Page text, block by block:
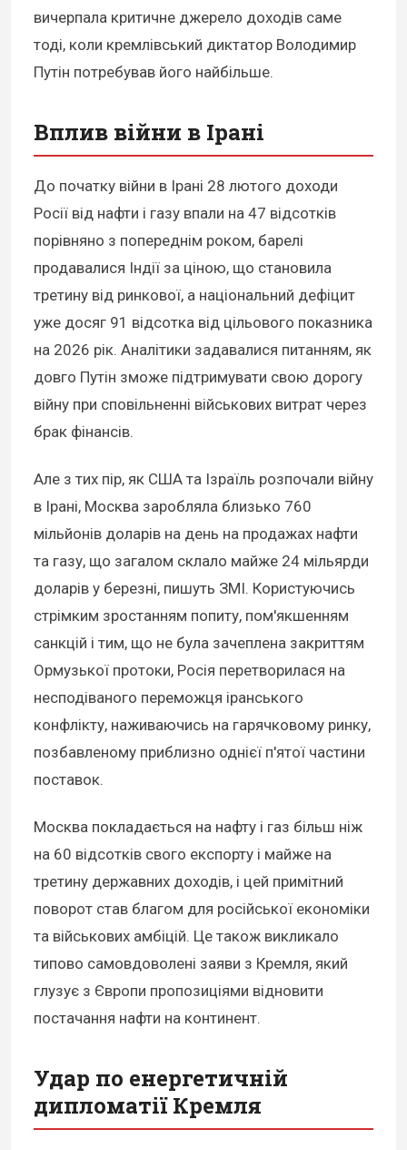
вичерпала критичне джерело доходів саме
тоді, коли кремлівський диктатор Володимир
Путін потребував його найбільше.
Вплив війни в Ірані
До початку війни в Ірані 28 лютого доходи
Росії від нафти і газу впали на 47 відсотків
порівняно з попереднім роком, барелі
продавалися Індії за ціною, що становила
третину від ринкової, а національний дефіцит
уже досяг 91 відсотка від цільового показника
на 2026 рік. Аналітики задавалися питанням, як
довго Путін зможе підтримувати свою дорогу
війну при сповільненні військових витрат через
брак фінансів.
Але з тих пір, як США та Ізраїль розпочали війну
в Ірані, Москва заробляла близько 760
мільйонів доларів на день на продажах нафти
та газу, що загалом склало майже 24 мільярди
доларів у березні, пишуть ЗМІ. Користуючись
стрімким зростанням попиту, пом'якшенням
санкцій і тим, що не була зачеплена закриттям
Ормузької протоки, Росія перетворилася на
несподіваного переможця іранського
конфлікту, наживаючись на гарячковому ринку,
позбавленому приблизно однієї п'ятої частини
поставок.
Москва покладається на нафту і газ більш ніж
на 60 відсотків свого експорту і майже на
третину державних доходів, і цей примітний
поворот став благом для російської економіки
та військових амбіцій. Це також викликало
типово самовдоволені заяви з Кремля, який
глузує з Європи пропозиціями відновити
постачання нафти на континент.
Удар по енергетичній
дипломатії Кремля